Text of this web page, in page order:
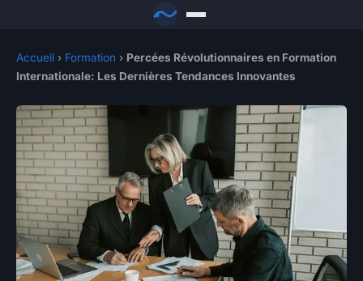
Accueil › Formation › Percées Révolutionnaires en Formation
Internationale: Les Dernières Tendances Innovantes